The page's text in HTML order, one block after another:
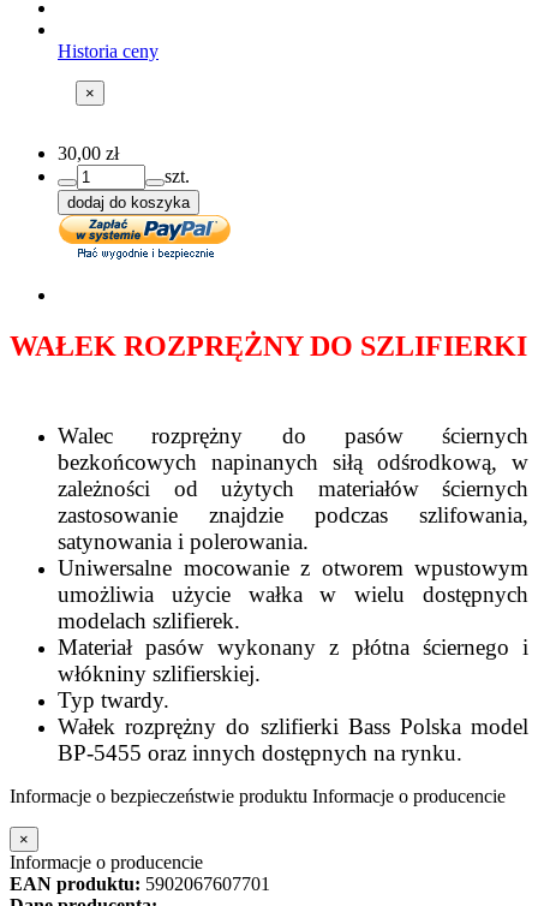
Historia ceny
×
30,00 zł
szt.
dodaj do koszyka
WAŁEK ROZPRĘŻNY DO SZLIFIERKI
Walec rozprężny do pasów ściernych
bezkońcowych napinanych siłą odśrodkową, w
zależności od użytych materiałów ściernych
zastosowanie znajdzie podczas szlifowania,
satynowania i polerowania.
Uniwersalne mocowanie z otworem wpustowym
umożliwia użycie wałka w wielu dostępnych
modelach szlifierek.
Materiał pasów wykonany z płótna ściernego i
włókniny szlifierskiej.
Typ twardy.
Wałek rozprężny do szlifierki Bass Polska model
BP-5455 oraz innych dostępnych na rynku.
Informacje o bezpieczeństwie produktu Informacje o producencie
×
Informacje o producencie
EAN produktu: 5902067607701